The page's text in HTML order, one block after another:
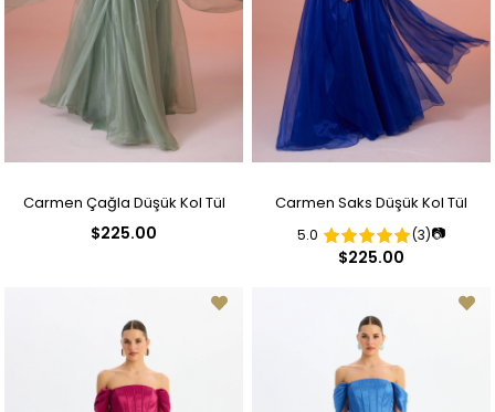
Carmen Çağla Düşük Kol Tül
$225.00
Carmen Saks Düşük Kol Tül
Nişanlık
5.0 (3)📷
$225.00